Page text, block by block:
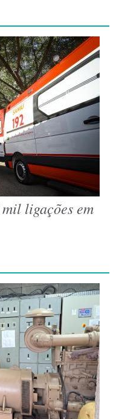
ligações em